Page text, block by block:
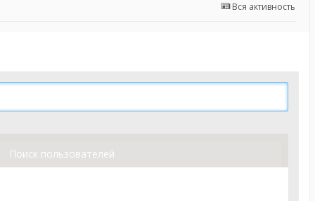
Вся активность
Поиск пользователей